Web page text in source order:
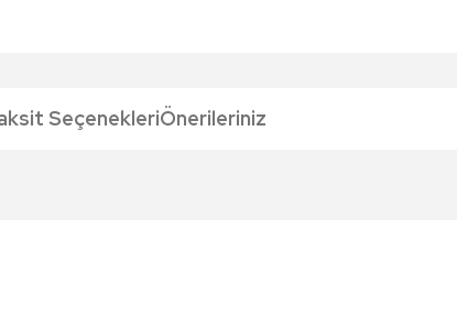
SeçenekleriÖnerileriniz